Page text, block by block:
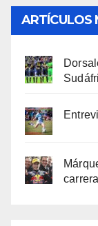
ARTÍCULOS
carrera